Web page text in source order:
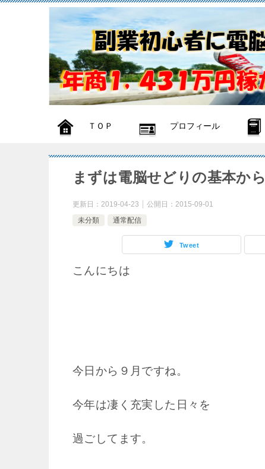
ＴＯＰ プロフィール
まずは電脳せどりの基本から
更新日： 2019-04-23 公開日： 2015-09-01
未分類
通常配信
Tweet
こんにちは
今日から９月ですね。
今年は凄く充実した日々を
過ごしてます。